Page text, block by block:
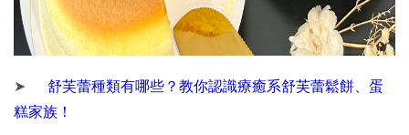
➤
舒芙蕾種類有哪些？教你認識療癒系舒芙蕾鬆餅、蛋
糕家族！